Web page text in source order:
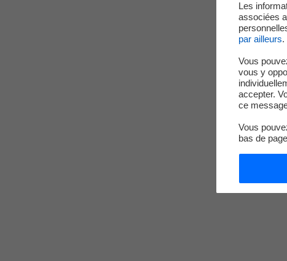
Les
associées
par ailleurs.
Vous
vous y
accepter.
ce
Vous
bas de